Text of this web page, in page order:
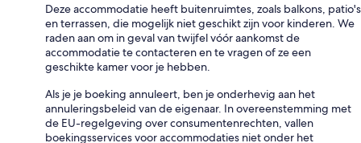
Deze accommodatie heeft buitenruimtes, zoals balkons, patio's
en terrassen, die mogelijk niet geschikt zijn voor kinderen. We
raden aan om in geval van twijfel vóór aankomst de
accommodatie te contacteren en te vragen of ze een
geschikte kamer voor je hebben.
Als je je boeking annuleert, ben je onderhevig aan het
annuleringsbeleid van de eigenaar. In overeenstemming met
de EU-regelgeving over consumentenrechten, vallen
boekingsservices voor accommodaties niet onder het